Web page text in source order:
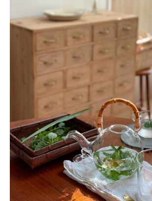
daily mukuri/ アイテム
おすすめの記事
インテリア
日用品
キッチン